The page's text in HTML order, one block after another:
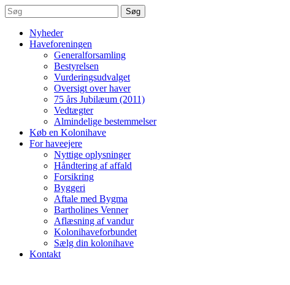
Søg
Nyheder
Haveforeningen
Generalforsamling
Bestyrelsen
Vurderingsudvalget
Oversigt over haver
75 års Jubilæum (2011)
Vedtægter
Almindelige bestemmelser
Køb en Kolonihave
For haveejere
Nyttige oplysninger
Håndtering af affald
Forsikring
Byggeri
Aftale med Bygma
Bartholines Venner
Aflæsning af vandur
Kolonihaveforbundet
Sælg din kolonihave
Kontakt